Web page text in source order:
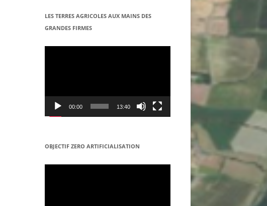
DE SENNECEY-LE-GRAND
LES TERRES AGRICOLES AUX MAINS DES
GRANDES FIRMES
Lecteur
00:00 13:40
OBJECTIF ZERO ARTIFICIALISATION
Lecteur